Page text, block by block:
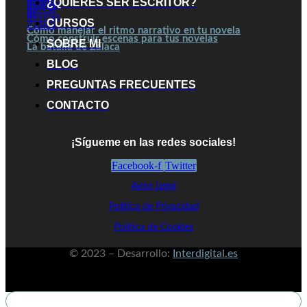
Cómo manejar el ritmo narrativo en tu novela
Cómo construir escenas para tus novelas
La batalla de Zalaca
¿QUIERES SER ESCRITOR?
CURSOS
SOBRE MI
BLOG
PREGUNTAS FRECUENTES
CONTACTO
¡Sígueme en las redes sociales!
Facebook-f Twitter
Aviso Legal
Política de Privacidad
Política de Cookies
© 2023 – Desarrollo: Interdigital.es